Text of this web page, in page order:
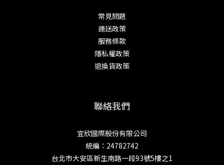
常見問題
運送政策
服務條款
隱私權政策
退換貨政策
聯絡我們
宜欣國際股份有限公司
統編：24782742
台北市大安區新生南路一段93號5樓之1